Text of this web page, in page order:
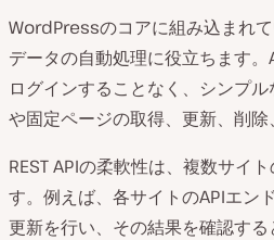
WordPressのコアに組み込まれ
データの自動処理に役立ちます
ログインすることなく、シンプル
や固定ページの取得、更新、削除
REST APIの柔軟性は、複数サイ
す。例えば、各サイトのAPIエン
更新を行い、その結果を確認す